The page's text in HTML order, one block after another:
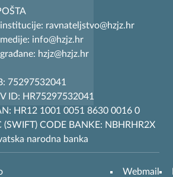
ravnateljstvo@hzjz.hr
info@hzjz.hr
hzjz@hzjz.hr
75297532041
ID: HR75297532041
HR12 1001 0051 8630 0016 0
(SWIFT) CODE BANKE: NBHRHR2X
narodna banka
Webmail